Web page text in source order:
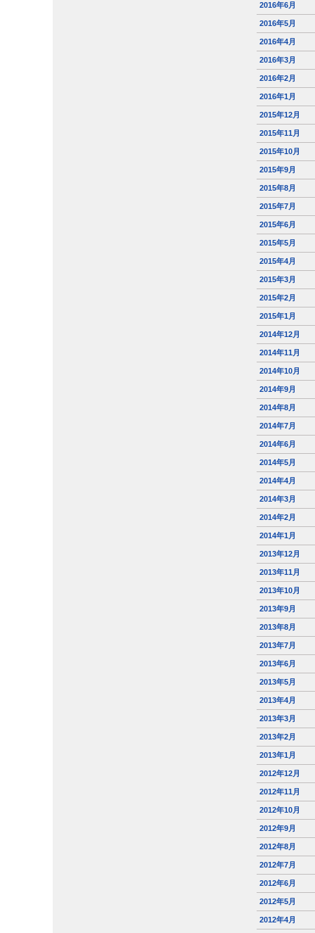
2016年6月
2016年5月
2016年4月
2016年3月
2016年2月
2016年1月
2015年12月
2015年11月
2015年10月
2015年9月
2015年8月
2015年7月
2015年6月
2015年5月
2015年4月
2015年3月
2015年2月
2015年1月
2014年12月
2014年11月
2014年10月
2014年9月
2014年8月
2014年7月
2014年6月
2014年5月
2014年4月
2014年3月
2014年2月
2014年1月
2013年12月
2013年11月
2013年10月
2013年9月
2013年8月
2013年7月
2013年6月
2013年5月
2013年4月
2013年3月
2013年2月
2013年1月
2012年12月
2012年11月
2012年10月
2012年9月
2012年8月
2012年7月
2012年6月
2012年5月
2012年4月